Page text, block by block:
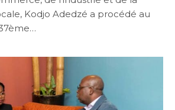
Kodjo Adedzé a procédé au